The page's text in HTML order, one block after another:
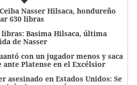
Nasser Hilsaca, hondureño
630 libras
libras: Basima Hilsaca, última
de Nasser
con un jugador menos y saca
ante Platense en el Excélsior
asesinado en Estados Unidos: Se